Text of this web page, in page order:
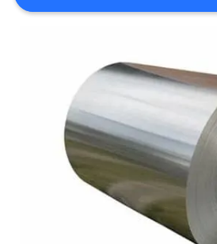
CAS
DEMANDEZ
UNE
CITATION